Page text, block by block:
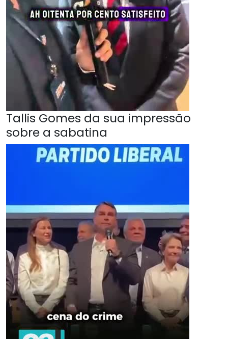
Tallis Gomes da sua impressão
sobre a sabatina